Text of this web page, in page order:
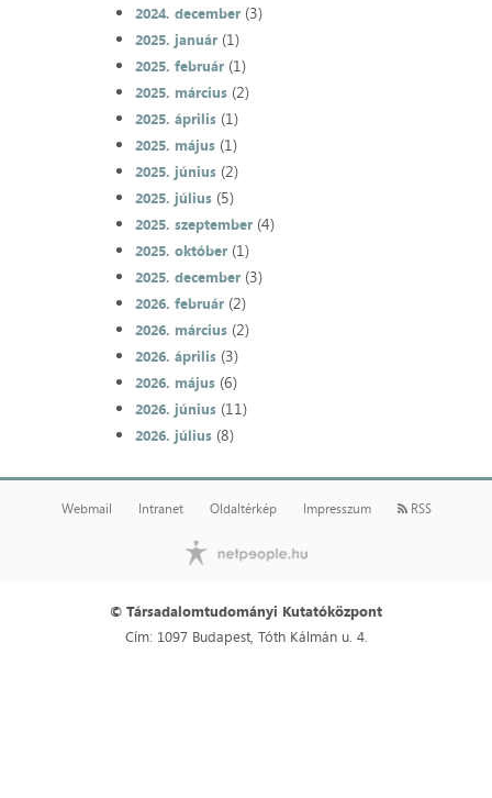
2024. december(3)
2025. január(1)
2025. február(1)
2025. március(2)
2025. április(1)
2025. május(1)
2025. június(2)
2025. július(5)
2025. szeptember(4)
2025. október(1)
2025. december(3)
2026. február(2)
2026. március(2)
2026. április(3)
2026. május(6)
2026. június(11)
2026. július(8)
Webmail Intranet Oldaltérkép Impresszum RSS
© Társadalomtudományi Kutatóközpont
Cím: 1097 Budapest, Tóth Kálmán u. 4.